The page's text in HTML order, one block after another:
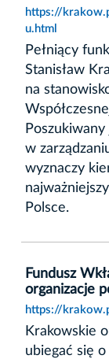
https://
u.html
Pełniący
Stanisław
na
w
wyznaczy
Polsce.
Fundusz
organizacje
https://
Krakowskie
ubiegać się